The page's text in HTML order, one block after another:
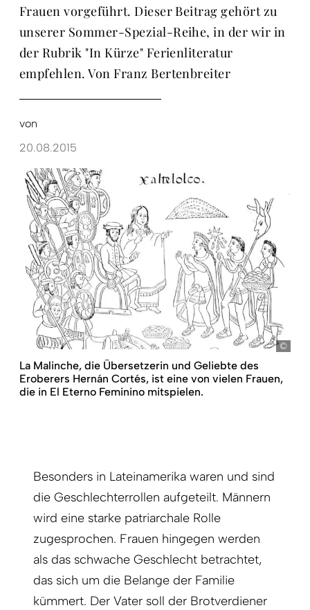
Frauen vorgeführt. Dieser Beitrag gehört zu
unserer Sommer-Spezial-Reihe, in der wir in
der Rubrik "In Kürze" Ferienliteratur
empfehlen. Von Franz Bertenbreiter
von
20.08.2015
La Malinche, die Übersetzerin und Geliebte des
Eroberers Hernán Cortés, ist eine von vielen Frauen,
die in El Eterno Feminino mitspielen.
Besonders in Lateinamerika waren und sind
die Geschlechterrollen aufgeteilt. Männern
wird eine starke patriarchale Rolle
zugesprochen. Frauen hingegen werden
als das schwache Geschlecht betrachtet,
das sich um die Belange der Familie
kümmert. Der Vater soll der Brotverdiener